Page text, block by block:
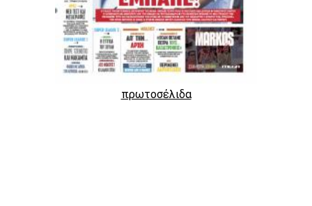
πρωτοσέλιδα